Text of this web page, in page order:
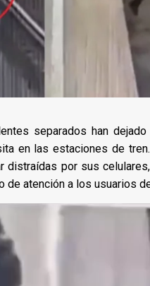
separados han
en las estaciones de
por sus
de atención a los usuarios